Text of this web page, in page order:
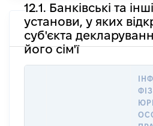
12.1. Банківські та
установи, у яких
суб'єкта
його сім'ї